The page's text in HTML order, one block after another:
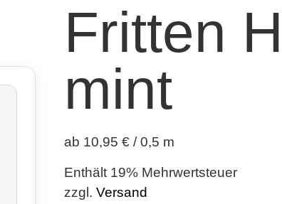
Fritten
mint
ab 10,95 € / 0,5 m
Enthält 19% Mehrwertsteuer
zzgl. Versand